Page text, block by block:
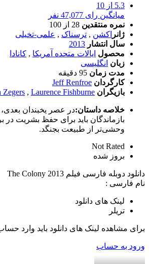
5.3 از 10
میانگین رای 47,077 نفر
نمره منتقدین 28 از 100
ژانر اکشن , ترسناک , علمی-تخیلی
سال انتشار 2013
محصول ایالات متحده آمریکا , کانادا
زبان انگلیسی
مدت زمان 95 دقیقه
کارگردان Jeff Renfroe
بازیگران
Zegers , Laurence Fishburne
خلاصه داستان:در عصر یخبندان
بازماندگان باید برای حفظ بشریت در
وحشی‌تر از طبیعت بجنگد.
Not Rated
بروز‌ شده
دانلود دوبله فارسی فیلم The Colony 2013
نام فارسی :‌
لینک های دانلود
تریلر
برای مشاهده لینک های دانلود باید وارد
ورود به حساب